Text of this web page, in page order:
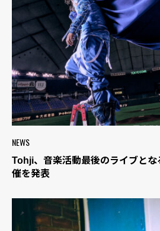
NEWS
Tohji、音楽活動最後のライブとな
催を発表